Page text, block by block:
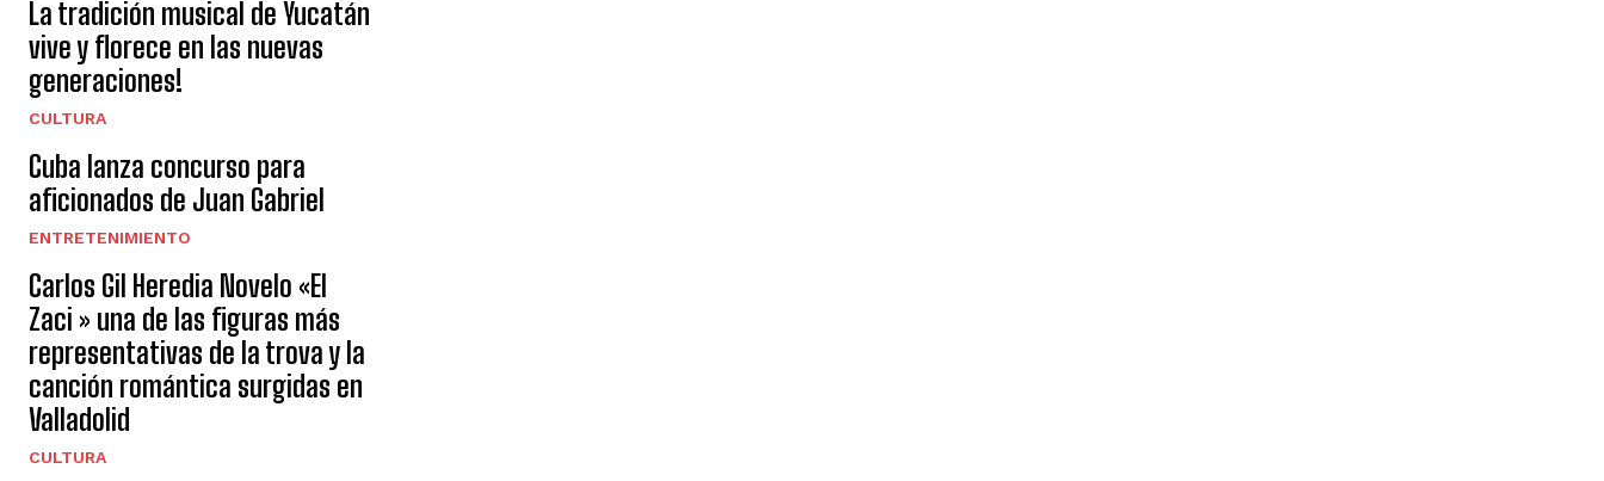
La tradición musical de Yucatán
vive y florece en las nuevas
generaciones!
CULTURA
Cuba lanza concurso para
aficionados de Juan Gabriel
ENTRETENIMIENTO
Carlos Gil Heredia Novelo «El
Zaci » una de las figuras más
representativas de la trova y la
canción romántica surgidas en
Valladolid
CULTURA